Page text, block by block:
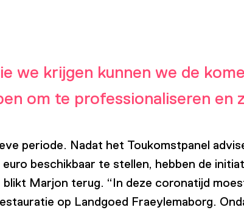
we krijgen kunnen we de
om te professionaliseren
periode. Nadat het Toukomstpanel
beschikbaar te stellen, hebben de
Marjon terug. “In deze coronatijd
op Landgoed Fraeylemaborg.